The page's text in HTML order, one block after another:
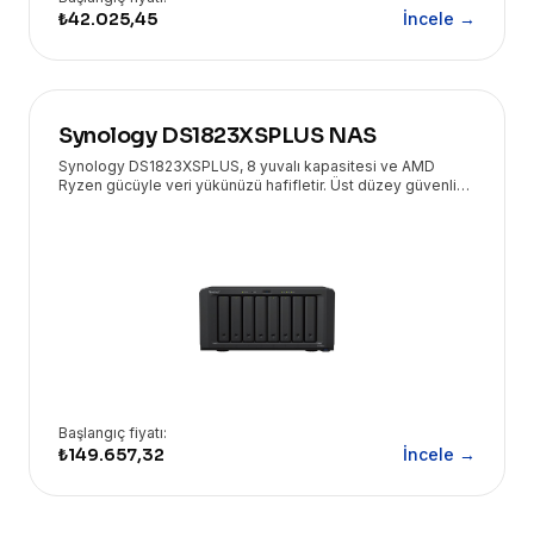
₺42.025,45 İncele →
Synology DS1823XSPLUS NAS
Synology DS1823XSPLUS, 8 yuvalı kapasitesi ve AMD
Ryzen gücüyle veri yükünüzü hafifletir. Üst düzey güvenlik
Başlangıç fiyatı:
₺149.657,32 İncele →